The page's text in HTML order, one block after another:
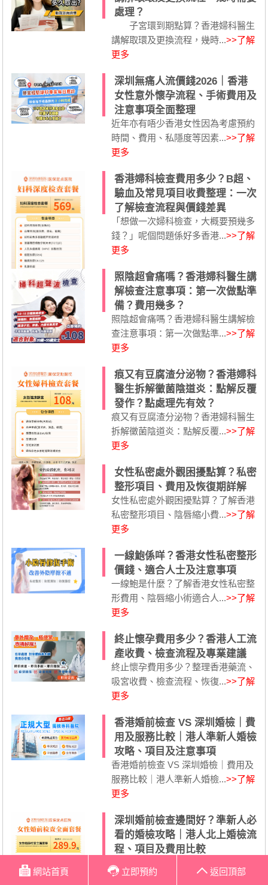
處理？
子宮環到期點算？香港婦科醫生
講解取環及更換流程，幾時...>>了解
更多
深圳無痛人流價錢2026｜香港
女性意外懷孕流程、手術費用及
注意事項全面整理
近年亦有唔少香港女性因為考慮預約
時間、費用、私隱度等因素...>>了解
更多
香港婦科檢查費用多少？B超、
驗血及常見項目收費整理：一次
了解檢查流程與價錢差異
「想做一次婦科檢查，大概要預幾多
錢？」呢個問題係好多香港...>>了解
更多
照陰超會痛嗎？香港婦科醫生講
解檢查注意事項：第一次做點準
備？費用幾多？
照陰超會痛嗎？香港婦科醫生講解檢
查注意事項：第一次做點準...>>了解
更多
痕又有豆腐渣分泌物？香港婦科
醫生拆解黴菌陰道炎：點解反覆
發作？點處理先有效？
痕又有豆腐渣分泌物？香港婦科醫生
拆解黴菌陰道炎：點解反覆...>>了解
更多
女性私密處外觀困擾點算？私密
整形項目、費用及恢復期詳解
女性私密處外觀困擾點算？了解香港
私密整形項目、陰唇縮小費...>>了解
更多
一線鮑係咩？香港女性私密整形
價錢、適合人士及注意事項
一線鮑是什麼？了解香港女性私密整
形費用、陰唇縮小術適合人...>>了解
更多
終止懷孕費用多少？香港人工流
產收費、檢查流程及專業建議
終止懷孕費用多少？整理香港藥流、
吸宮收費、檢查流程、恢復...>>了解
更多
香港婚前檢查 VS 深圳婚檢｜費
用及服務比較｜港人準新人婚檢
攻略、項目及注意事項
香港婚前檢查 VS 深圳婚檢｜費用及
服務比較｜港人準新人婚檢...>>了解
更多
深圳婚前檢查邊間好？準新人必
看的婚檢攻略｜港人北上婚檢流
程、項目及費用比較
準備結婚除了安排婚禮、影婚紗相，
不少香港準新人亦開始關注...>>了解
網站首頁 立即預約 返回頂部